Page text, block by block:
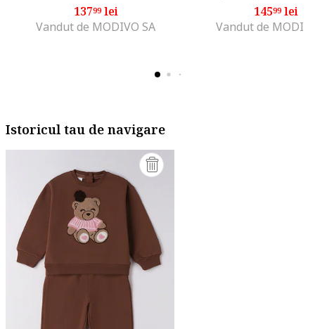
13799lei
Vandut de MODIVO SA
14599lei
Vandut de
Istoricul tau de navigare